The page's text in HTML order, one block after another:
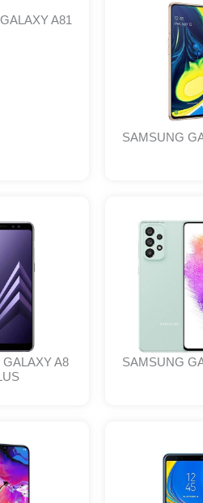
A81
SAMSUNG
A8
SAMSUNG